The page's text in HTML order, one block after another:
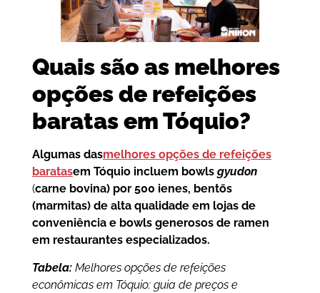
Quais são as melhores
opções de refeições
baratas em Tóquio?
Algumas dasmelhores opções de refeições
baratasem Tóquio incluem bowls gyudon
(carne bovina) por 500 ienes, bentōs
(marmitas) de alta qualidade em lojas de
conveniência e bowls generosos de ramen
em restaurantes especializados.
Tabela: Melhores opções de refeições
econômicas em Tóquio: guia de preços e